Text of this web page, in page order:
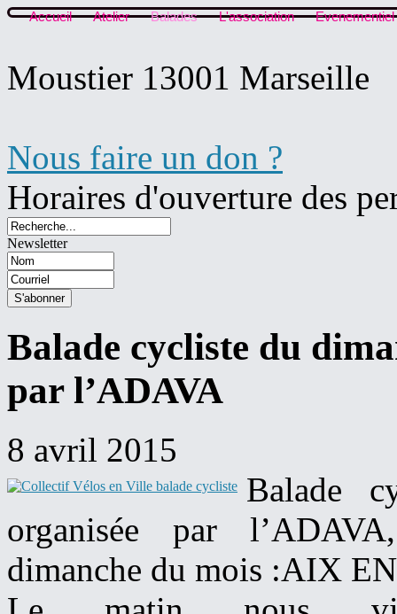
Accueil Atelier Balades L'association Evenementiel
Moustier 13001 Marseille
Nous faire un don ?
Horaires d'ouverture des
Newsletter
Balade cycliste du
par l’ADAVA
8 avril 2015
Balade
organisée par
dimanche du mois :AIX